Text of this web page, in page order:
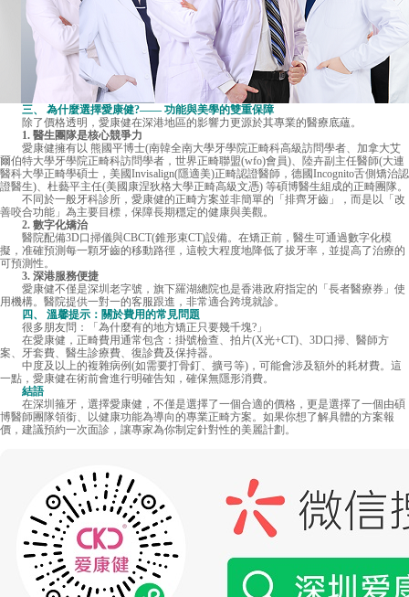
三、 為什麼選擇愛康健?—— 功能與美學的雙重保障
除了價格透明，愛康健在深港地區的影響力更源於其專業的醫療底蘊。
1. 醫生團隊是核心競爭力
愛康健擁有以 熊國平博士(南韓全南大學牙學院正畸科高級訪問學者、加拿大艾
爾伯特大學牙學院正畸科訪問學者，世界正畸聯盟(wfo)會員)、陸卉副主任醫師(大連
醫科大學正畸學碩士，美國Invisalign(隱適美)正畸認證醫師，德國Incognito舌側矯治認
證醫生)、杜藝平主任(美國康涅狄格大學正畸高級文憑) 等碩博醫生組成的正畸團隊。
不同於一般牙科診所，愛康健的正畸方案並非簡單的「排齊牙齒」，而是以「改
善咬合功能」為主要目標，保障長期穩定的健康與美觀。
2. 數字化矯治
醫院配備3D口掃儀與CBCT(錐形束CT)設備。在矯正前，醫生可通過數字化模
擬，准確預測每一顆牙齒的移動路徑，這較大程度地降低了拔牙率，並提高了治療的
可預測性。
3. 深港服務便捷
愛康健不僅是深圳老字號，旗下羅湖總院也是香港政府指定的「長者醫療券」使
用機構。醫院提供一對一的客服跟進，非常適合跨境就診。
四、 溫馨提示：關於費用的常見問題
很多朋友問：「為什麼有的地方矯正只要幾千塊?」
在愛康健，正畸費用通常包含：掛號檢查、拍片(X光+CT)、3D口掃、醫師方
案、牙套費、醫生診療費、復診費及保持器。
中度及以上的複雜病例(如需要打骨釘、擴弓等)，可能會涉及額外的耗材費。這
一點，愛康健在術前會進行明確告知，確保無隱形消費。
結語
在深圳箍牙，選擇愛康健，不僅是選擇了一個合適的價格，更是選擇了一個由碩
博醫師團隊領銜、以健康功能為導向的專業正畸方案。如果你想了解具體的方案報
價，建議預約一次面診，讓專家為你制定針對性的美麗計劃。